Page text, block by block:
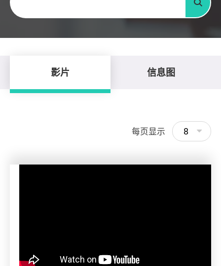
搜寻
影片 信息图
每页显示 8